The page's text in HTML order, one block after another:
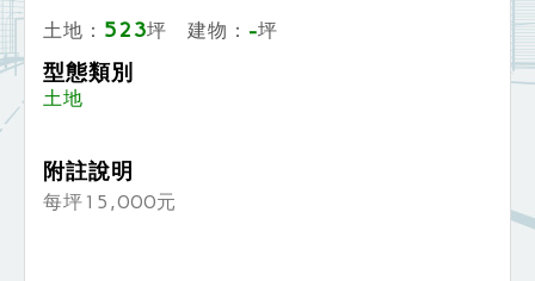
土地： 523坪 建物： -坪
型態類別
土地
附註說明
每坪15,000元